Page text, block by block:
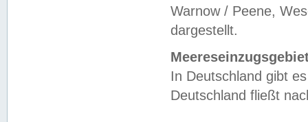
Warnow / Peene,
dargestellt.
In Deutschland gibt
Deutschland fließt